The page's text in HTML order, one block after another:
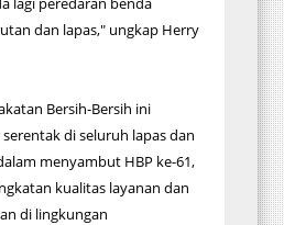
dan lapas," ungkap Herry
Bersih-Bersih ini
di seluruh lapas dan
menyambut HBP ke-61,
kualitas layanan dan
di lingkungan